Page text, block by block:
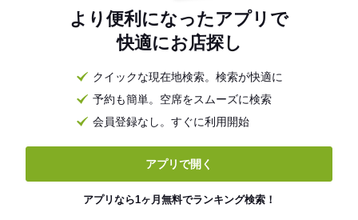
より便利になったアプリで
快適にお店探し
クイックな現在地検索。検索が快適に
予約も簡単。空席をスムーズに検索
会員登録なし。すぐに利用開始
アプリで開く
アプリなら1ヶ月無料でランキング検索！